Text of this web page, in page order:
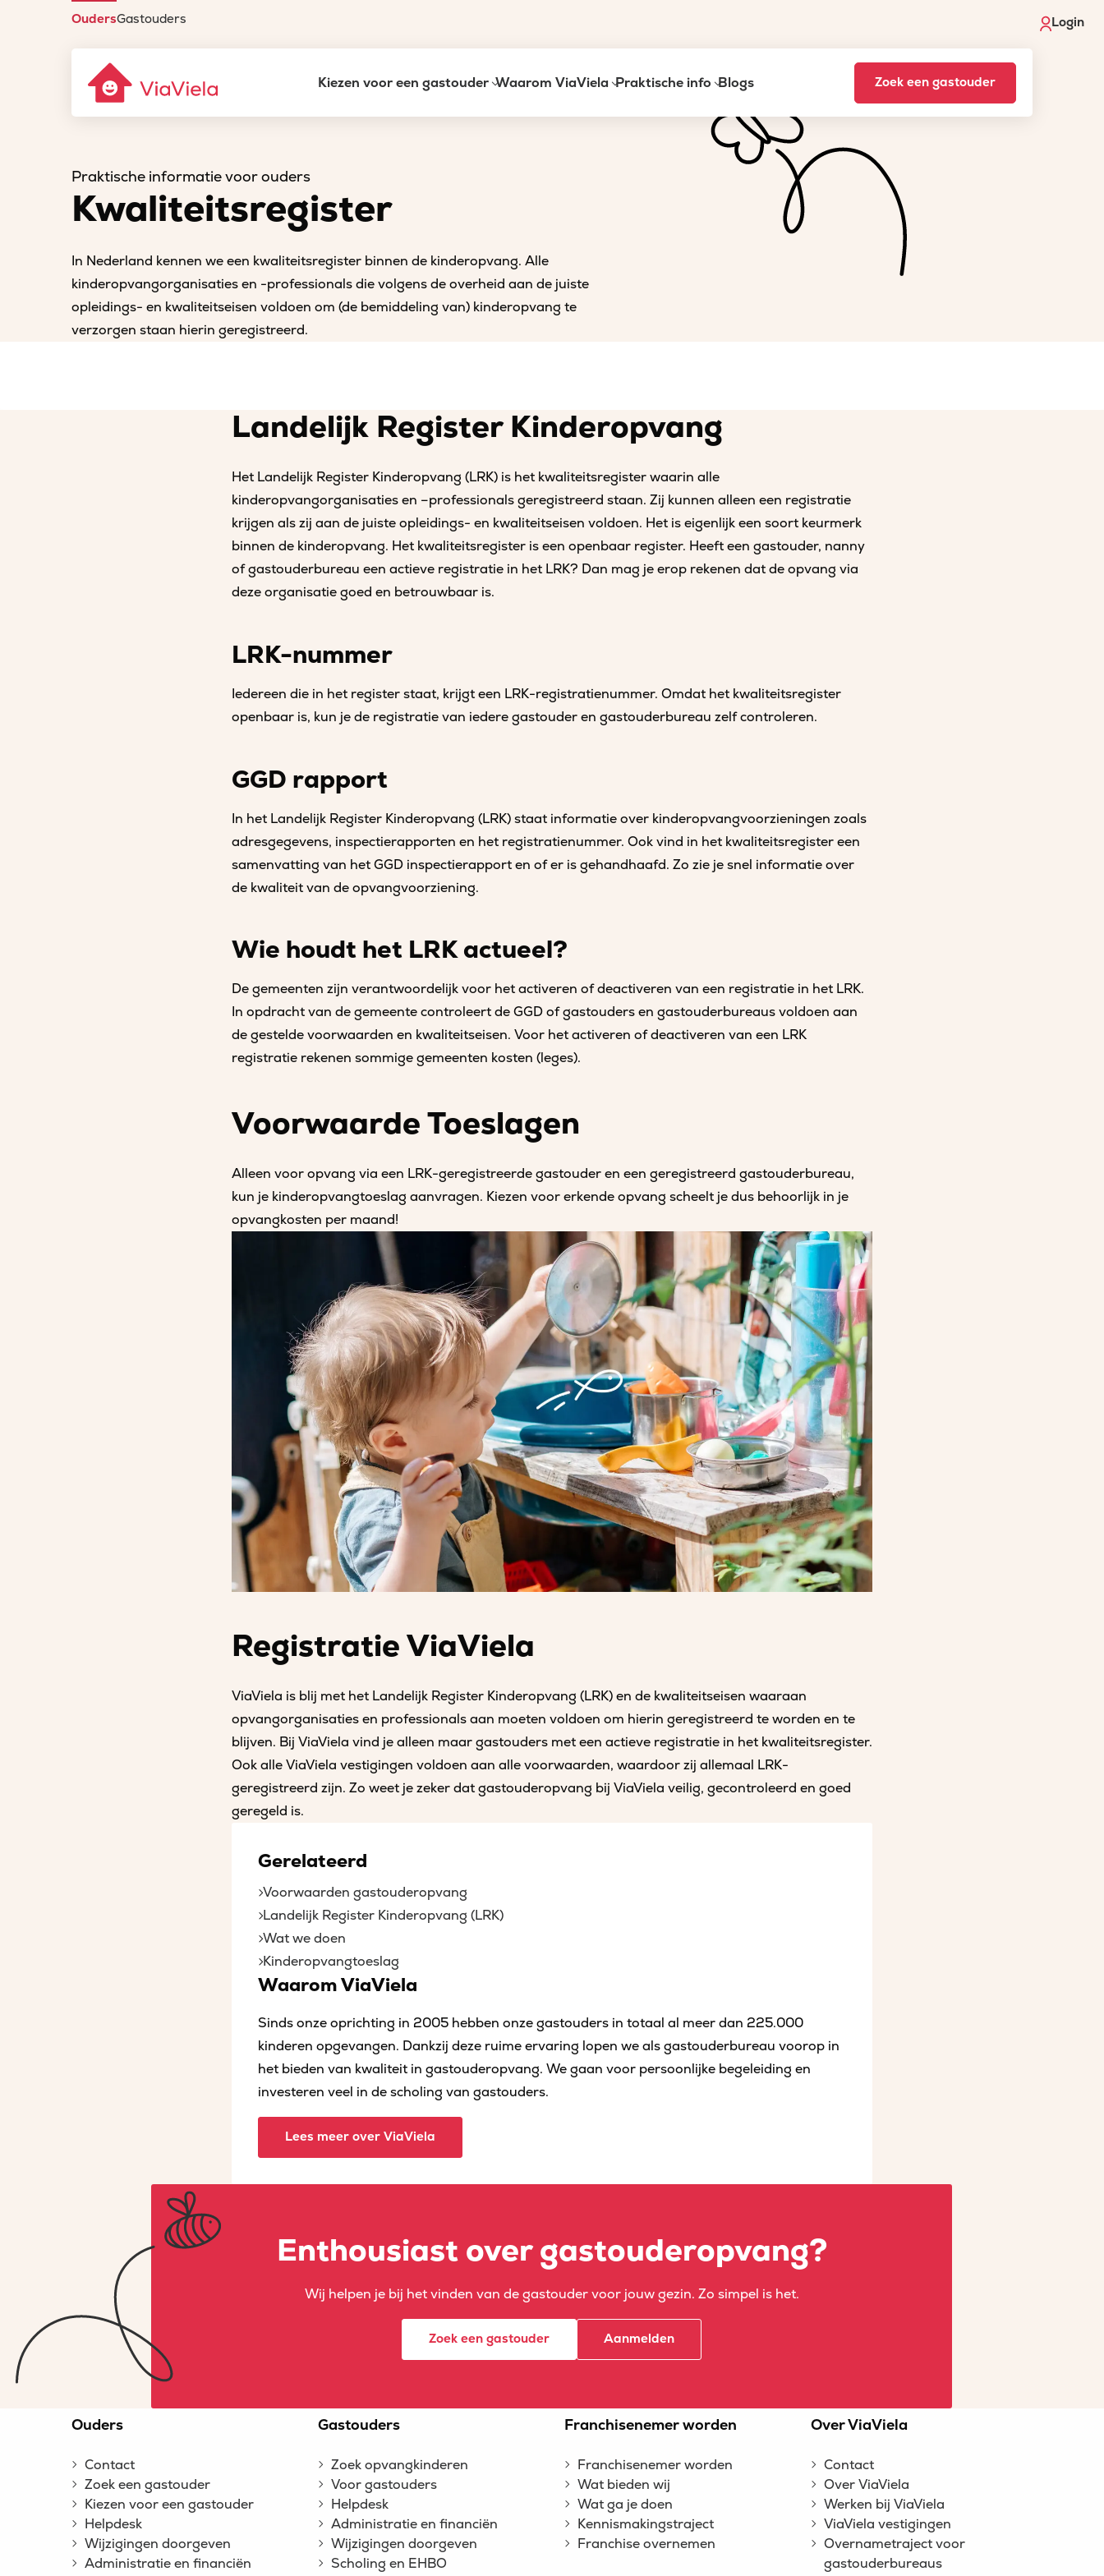
OudersGastouders Login
Gastouderbureau
ViaViela
Kiezen voor een gastouder Waarom ViaViela Praktische info Blogs Zoek een gastouder
Homepage
Kwaliteitsregister
Praktische informatie voor ouders
Kwaliteitsregister
In Nederland kennen we een kwaliteitsregister binnen de kinderopvang. Alle
kinderopvangorganisaties en -professionals die volgens de overheid aan de juiste
opleidings- en kwaliteitseisen voldoen om (de bemiddeling van) kinderopvang te
verzorgen staan hierin geregistreerd.
Landelijk Register Kinderopvang
Het Landelijk Register Kinderopvang (LRK) is het kwaliteitsregister waarin alle
kinderopvangorganisaties en –professionals geregistreerd staan. Zij kunnen alleen een registratie
krijgen als zij aan de juiste opleidings- en kwaliteitseisen voldoen. Het is eigenlijk een soort keurmerk
binnen de kinderopvang. Het kwaliteitsregister is een openbaar register. Heeft een gastouder, nanny
of gastouderbureau een actieve registratie in het LRK? Dan mag je erop rekenen dat de opvang via
deze organisatie goed en betrouwbaar is.
LRK-nummer
Iedereen die in het register staat, krijgt een LRK-registratienummer. Omdat het kwaliteitsregister
openbaar is, kun je de registratie van iedere gastouder en gastouderbureau zelf controleren.
GGD rapport
In het Landelijk Register Kinderopvang (LRK) staat informatie over kinderopvangvoorzieningen zoals
adresgegevens, inspectierapporten en het registratienummer. Ook vind in het kwaliteitsregister een
samenvatting van het GGD inspectierapport en of er is gehandhaafd. Zo zie je snel informatie over
de kwaliteit van de opvangvoorziening.
Wie houdt het LRK actueel?
De gemeenten zijn verantwoordelijk voor het activeren of deactiveren van een registratie in het LRK.
In opdracht van de gemeente controleert de GGD of gastouders en gastouderbureaus voldoen aan
de gestelde voorwaarden en kwaliteitseisen. Voor het activeren of deactiveren van een LRK
registratie rekenen sommige gemeenten kosten (leges).
Voorwaarde Toeslagen
Alleen voor opvang via een LRK-geregistreerde gastouder en een geregistreerd gastouderbureau,
kun je kinderopvangtoeslag aanvragen. Kiezen voor erkende opvang scheelt je dus behoorlijk in je
opvangkosten per maand!
Registratie ViaViela
ViaViela is blij met het Landelijk Register Kinderopvang (LRK) en de kwaliteitseisen waaraan
opvangorganisaties en professionals aan moeten voldoen om hierin geregistreerd te worden en te
blijven. Bij ViaViela vind je alleen maar gastouders met een actieve registratie in het kwaliteitsregister.
Ook alle ViaViela vestigingen voldoen aan alle voorwaarden, waardoor zij allemaal LRK-
geregistreerd zijn. Zo weet je zeker dat gastouderopvang bij ViaViela veilig, gecontroleerd en goed
geregeld is.
Gerelateerd
Voorwaarden gastouderopvang
Landelijk Register Kinderopvang (LRK)
Wat we doen
Kinderopvangtoeslag
Waarom ViaViela
Sinds onze oprichting in 2005 hebben onze gastouders in totaal al meer dan 225.000
kinderen opgevangen. Dankzij deze ruime ervaring lopen we als gastouderbureau voorop in
het bieden van kwaliteit in gastouderopvang. We gaan voor persoonlijke begeleiding en
investeren veel in de scholing van gastouders.
Lees meer over ViaViela
Enthousiast over gastouderopvang?
Wij helpen je bij het vinden van de gastouder voor jouw gezin. Zo simpel is het.
Zoek een gastouder Aanmelden
footer
Ouders
Contact
Zoek een gastouder
Kiezen voor een gastouder
Helpdesk
Wijzigingen doorgeven
Administratie en financiën
Gastouders
Zoek opvangkinderen
Voor gastouders
Helpdesk
Administratie en financiën
Wijzigingen doorgeven
Scholing en EHBO
Franchisenemer worden
Franchisenemer worden
Wat bieden wij
Wat ga je doen
Kennismakingstraject
Franchise overnemen
Over ViaViela
Contact
Over ViaViela
Werken bij ViaViela
ViaViela vestigingen
Overnametraject voor
gastouderbureaus